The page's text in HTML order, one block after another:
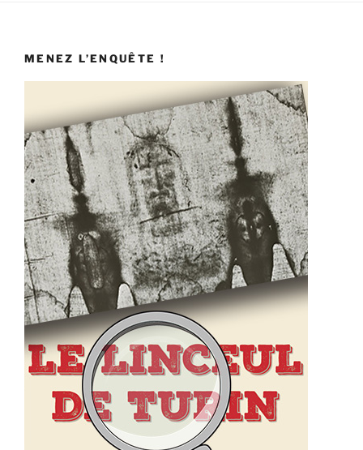
MENEZ L’ENQUÊTE !